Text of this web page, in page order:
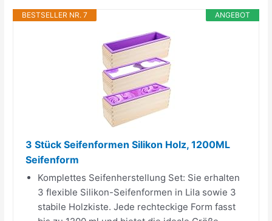
ANGEBOT
BESTSELLER NR. 7
3 Stück Seifenformen Silikon Holz, 1200ML
Seifenform
Komplettes Seifenherstellung Set: Sie erhalten
3 flexible Silikon-Seifenformen in Lila sowie 3
stabile Holzkiste. Jede rechteckige Form fasst